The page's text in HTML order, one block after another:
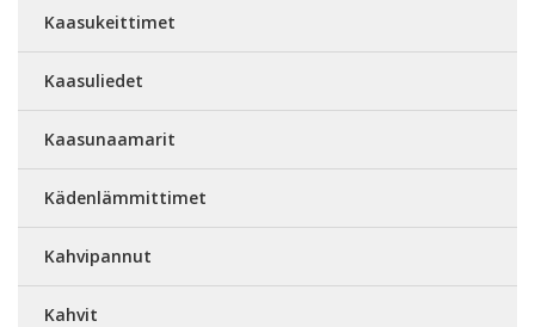
Kaasukeittimet
Kaasuliedet
Kaasunaamarit
Kädenlämmittimet
Kahvipannut
Kahvit